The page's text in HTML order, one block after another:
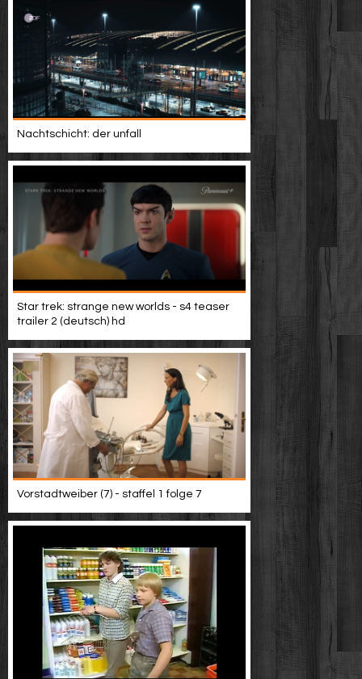
Nachtschicht: der unfall
Star trek: strange new worlds - s4 teaser
trailer 2 (deutsch) hd
Vorstadtweiber (7) - staffel 1 folge 7